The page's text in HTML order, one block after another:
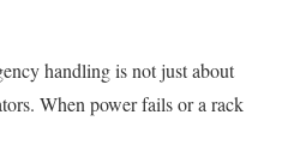
handling is not just about
When power fails or a rack